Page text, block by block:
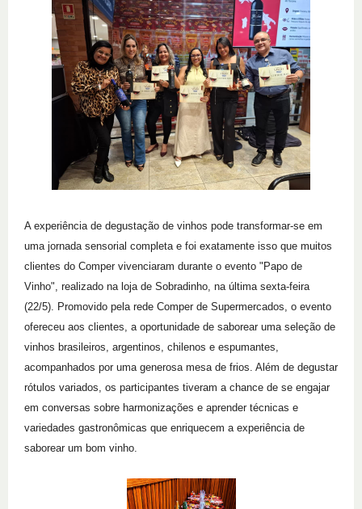
A experiência de degustação de vinhos pode transformar-se em
uma jornada sensorial completa e foi exatamente isso que muitos
clientes do Comper vivenciaram durante o evento "Papo de
Vinho", realizado na loja de Sobradinho, na última sexta-feira
(22/5). Promovido pela rede Comper de Supermercados, o evento
ofereceu aos clientes, a oportunidade de saborear uma seleção de
vinhos brasileiros, argentinos, chilenos e espumantes,
acompanhados por uma generosa mesa de frios. Além de degustar
rótulos variados, os participantes tiveram a chance de se engajar
em conversas sobre harmonizações e aprender técnicas e
variedades gastronômicas que enriquecem a experiência de
saborear um bom vinho.